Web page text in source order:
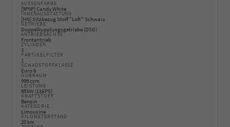
AUSSENFARBE
[9P9P] Candy White
INNENAUSSTATTUNG
[HN] Sitzbezug Stoff "Loft" Schwarz
GETRIEBE
Doppelkupplungsgetriebe (DSG)
ANTRIEBSACHSE
Frontantrieb
ZYLINDER
3
PARTIKELFILTER
1
SCHADSTOFFKLASSE
Euro 6
HUBRAUM
999 ccm
LEISTUNG
85 kW (116 PS)
KRAFTSTOFF
Benzin
KATEGORIE
Limousine
KILOMETERSTAND
20 km